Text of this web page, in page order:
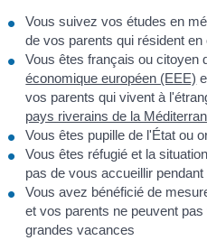
Vous suivez vos études en
de vos parents qui résident en
Vous êtes français ou citoyen
économique européen (EEE)
vos parents qui vivent à
pays riverains de la
Vous êtes pupille de l'État ou
Vous êtes réfugié et la
pas de vous accueillir
Vous avez bénéficié de
et vos parents ne peuvent
grandes vacances